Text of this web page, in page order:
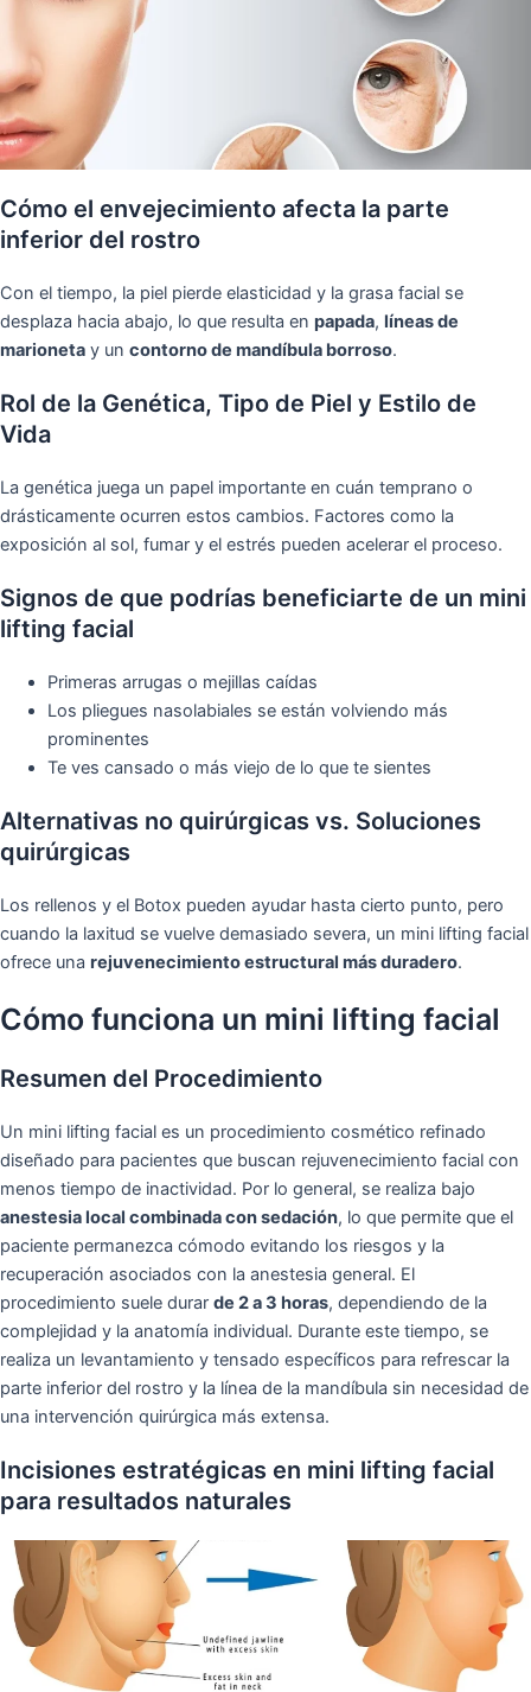
Cómo el envejecimiento afecta la parte
inferior del rostro
Con el tiempo, la piel pierde elasticidad y la grasa facial se
desplaza hacia abajo, lo que resulta en papada, líneas de
marioneta y un contorno de mandíbula borroso.
Rol de la Genética, Tipo de Piel y Estilo de
Vida
La genética juega un papel importante en cuán temprano o
drásticamente ocurren estos cambios. Factores como la
exposición al sol, fumar y el estrés pueden acelerar el proceso.
Signos de que podrías beneficiarte de un mini
lifting facial
Primeras arrugas o mejillas caídas
Los pliegues nasolabiales se están volviendo más
prominentes
Te ves cansado o más viejo de lo que te sientes
Alternativas no quirúrgicas vs. Soluciones
quirúrgicas
Los rellenos y el Botox pueden ayudar hasta cierto punto, pero
cuando la laxitud se vuelve demasiado severa, un mini lifting facial
ofrece una rejuvenecimiento estructural más duradero.
Cómo funciona un mini lifting facial
Resumen del Procedimiento
Un mini lifting facial es un procedimiento cosmético refinado
diseñado para pacientes que buscan rejuvenecimiento facial con
menos tiempo de inactividad. Por lo general, se realiza bajo
anestesia local combinada con sedación, lo que permite que el
paciente permanezca cómodo evitando los riesgos y la
recuperación asociados con la anestesia general. El
procedimiento suele durar de 2 a 3 horas, dependiendo de la
complejidad y la anatomía individual. Durante este tiempo, se
realiza un levantamiento y tensado específicos para refrescar la
parte inferior del rostro y la línea de la mandíbula sin necesidad de
una intervención quirúrgica más extensa.
Incisiones estratégicas en mini lifting facial
para resultados naturales